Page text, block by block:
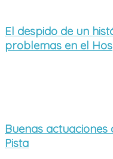
El despido de un
problemas en el
Buenas actuaciones
Pista